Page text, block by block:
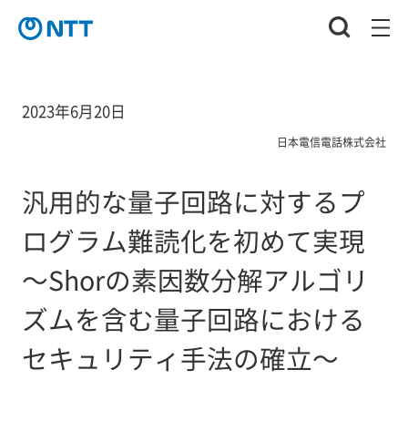
2023年6月20日
日本電信電話株式会社
汎用的な量子回路に対するプ
ログラム難読化を初めて実現
～Shorの素因数分解アルゴリ
ズムを含む量子回路における
セキュリティ手法の確立～